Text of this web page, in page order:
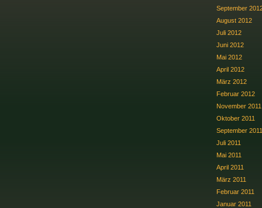
September
August 2012
Juli 2012
Juni 2012
Mai 2012
April 2012
März 2012
Februar 2012
November 2011
Oktober 2011
September 2011
Juli 2011
Mai 2011
April 2011
März 2011
Februar 2011
Januar 2011